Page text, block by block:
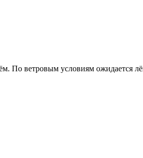
По ветровым условиям ожидается